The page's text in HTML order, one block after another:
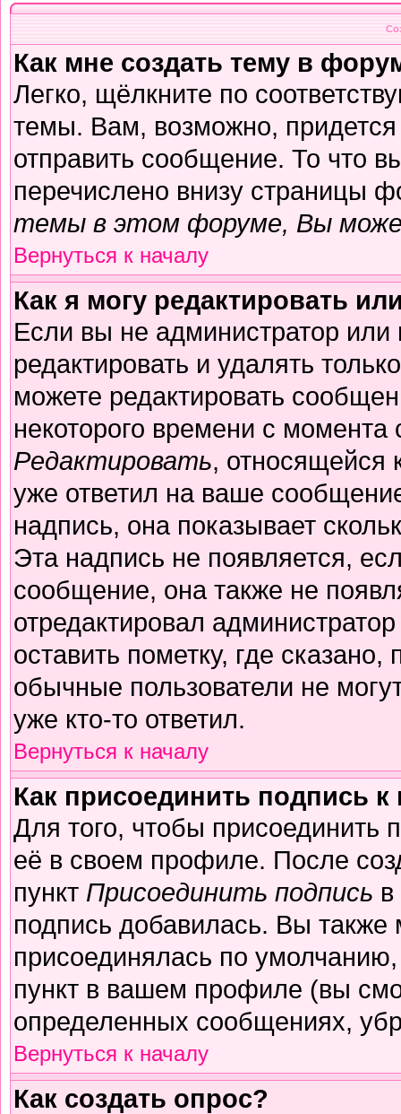
Как мне создать тему в
Легко, щёлкните по
темы. Вам, возможно, придется
отправить сообщение. То что
перечислено внизу страницы
темы в этом форуме, Вы
Вернуться к началу
Как я могу редактировать
Если вы не администратор
редактировать и удалять
можете редактировать
некоторого времени с
Редактировать, относящейся
уже ответил на ваше
надпись, она показывает
Эта надпись не появляется,
сообщение, она также не
отредактировал
оставить пометку, где
обычные пользователи не
уже кто-то ответил.
Вернуться к началу
Как присоединить подпись
Для того, чтобы присоединить
её в своем профиле. После
пункт Присоединить подпись
подпись добавилась. Вы также
присоединялась по
пункт в вашем профиле (вы
определенных сообщениях,
Вернуться к началу
Как создать опрос?